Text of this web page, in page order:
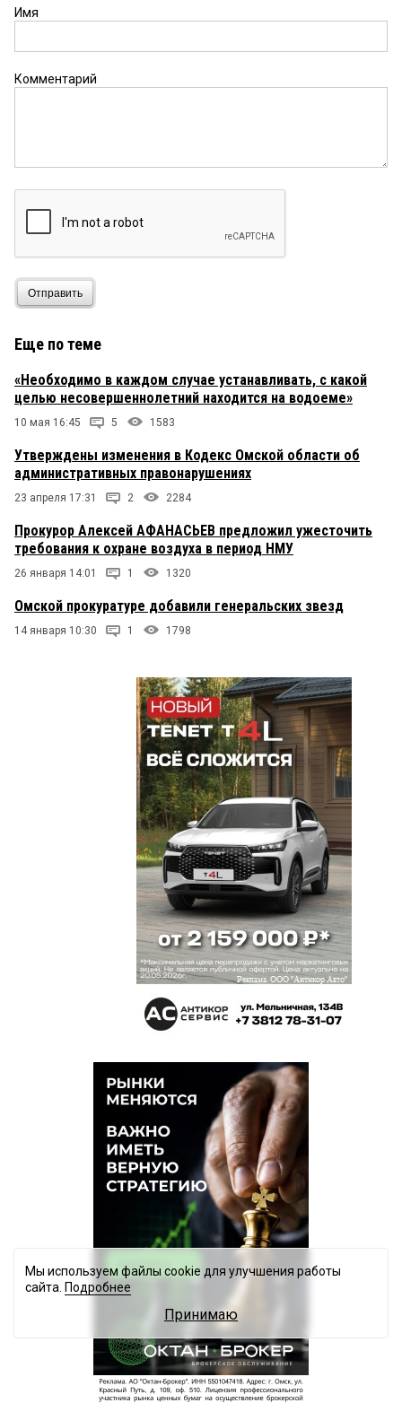
Имя
Комментарий
Отправить
Еще по теме
«Необходимо в каждом случае устанавливать, с какой
целью несовершеннолетний находится на водоеме»
10 мая 16:45 5 1583
Утверждены изменения в Кодекс Омской области об
административных правонарушениях
23 апреля 17:31 2 2284
Прокурор Алексей АФАНАСЬЕВ предложил ужесточить
требования к охране воздуха в период НМУ
26 января 14:01 1 1320
Омской прокуратуре добавили генеральских звезд
14 января 10:30 1 1798
Мы используем файлы cookie для улучшения работы
сайта. Подробнее
Принимаю